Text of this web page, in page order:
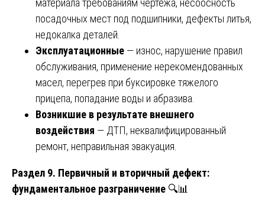
материала требованиям чертежа, несоосность
посадочных мест под подшипники, дефекты литья,
недокалка деталей.
Эксплуатационные — износ, нарушение правил
обслуживания, применение нерекомендованных
масел, перегрев при буксировке тяжелого
прицепа, попадание воды и абразива.
Возникшие в результате внешнего
воздействия — ДТП, неквалифицированный
ремонт, неправильная эвакуация.
Раздел 9. Первичный и вторичный дефект:
фундаментальное разграничение 🔍📊